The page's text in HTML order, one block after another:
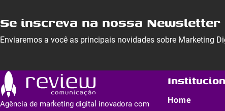
Se inscreva na nossa Newsletter
Enviaremos a você as principais novidades sobre Marketing
Agência de marketing digital inovadora com
Home